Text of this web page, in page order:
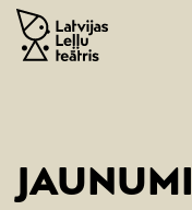
JAUNUMI